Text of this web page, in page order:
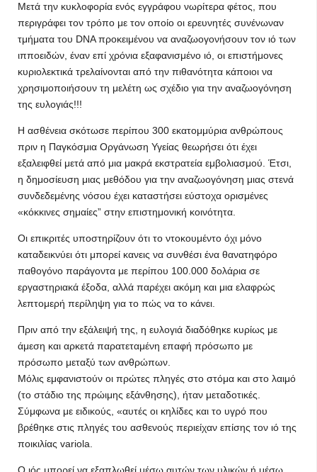
Μετά την κυκλοφορία ενός εγγράφου νωρίτερα φέτος, που
περιγράφει τον τρόπο με τον οποίο οι ερευνητές συνένωναν
τμήματα του DNA προκειμένου να αναζωογονήσουν τον ιό των
ιπποειδών, έναν επί χρόνια εξαφανισμένο ιό, οι επιστήμονες
κυριολεκτικά τρελαίνονται από την πιθανότητα κάποιοι να
χρησιμοποιήσουν τη μελέτη ως σχέδιο για την αναζωογόνηση
της ευλογιάς!!!
Η ασθένεια σκότωσε περίπου 300 εκατομμύρια ανθρώπους
πριν η Παγκόσμια Οργάνωση Υγείας θεωρήσει ότι έχει
εξαλειφθεί μετά από μια μακρά εκστρατεία εμβολιασμού. Έτσι,
η δημοσίευση μιας μεθόδου για την αναζωογόνηση μιας στενά
συνδεδεμένης νόσου έχει καταστήσει εύστοχα ορισμένες
«κόκκινες σημαίες” στην επιστημονική κοινότητα.
Οι επικριτές υποστηρίζουν ότι το ντοκουμέντο όχι μόνο
καταδεικνύει ότι μπορεί κανεις να συνθέσι ένα θανατηφόρο
παθογόνο παράγοντα με περίπου 100.000 δολάρια σε
εργαστηριακά έξοδα, αλλά παρέχει ακόμη και μια ελαφρώς
λεπτομερή περίληψη για το πώς να το κάνει.
Πριν από την εξάλειψή της, η ευλογιά διαδόθηκε κυρίως με
άμεση και αρκετά παρατεταμένη επαφή πρόσωπο με
πρόσωπο μεταξύ των ανθρώπων.
Μόλις εμφανιστούν οι πρώτες πληγές στο στόμα και στο λαιμό
(το στάδιο της πρώιμης εξάνθησης), ήταν μεταδοτικές.
Σύμφωνα με ειδικούς, «αυτές οι κηλίδες και το υγρό που
βρέθηκε στις πληγές του ασθενούς περιείχαν επίσης τον ιό της
ποικιλίας variola.